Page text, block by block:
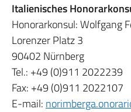
Italienisches
Honorarkonsul: Wolfgang
Lorenzer Platz 3
90402 Nürnberg
Tel.: +49 (0)911 2022239
Fax: +49 (0)911 2022107
E-mail: